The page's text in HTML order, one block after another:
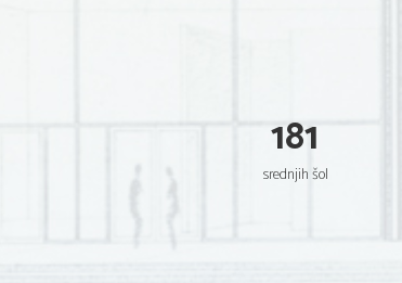
181
srednjih šol